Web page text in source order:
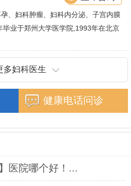
、妇科肿瘤、妇科内分泌、子宫内膜
巢等疾病的诊治,宫腹腔镜手术,盆底
毕业于郑州大学医学院,1993年在北京
多妇科医生
健康电话问诊
医院哪个好！...